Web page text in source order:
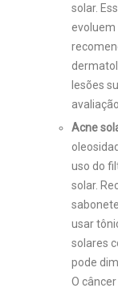
solar.
evoluem
lesões
Acne
uso do
solar.
usar
solares
pode
O